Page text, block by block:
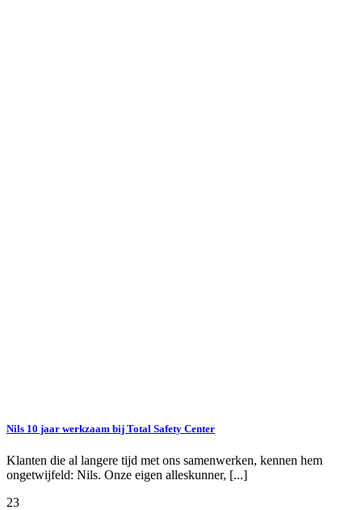
Nils 10 jaar werkzaam bij Total Safety Center
Klanten die al langere tijd met ons samenwerken, kennen hem
ongetwijfeld: Nils. Onze eigen alleskunner, [...]
23